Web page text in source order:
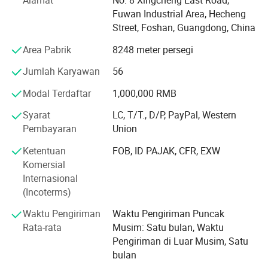
Panjang Bebas = panjang total pegas kompresi
saat tidak dimuat.
Pitch (P )= Jarak antara pusat kawat pada koil aktif
berdekatan. Sebaiknya tentukan jumlah coil aktif,
bukan pitch.
2. Menyediakan solusi menyeluruh sejak 2007
3. Harga langsung dari pabrik
4. Pesanan kecil sangat menyenangkan
5. Perjanjian penawaran: Kontrak rahasia bisnis
6. Pengembalian dana penuh jika
Peralatan & Teknologi Pelanggan baru
, perusahaan kami memiliki 8, 000m² lokakarya produksi,
dan lebih dari 60 karyawan dengan hampir 100 rangkaian
alat berat produksi otomatis. Setiap departemen memiliki
sejumlah chef profesional. Dengan peralatan yang paling
canggih di industri, meningkatkan efisiensi, kualitas, dan
stabilitas kita untuk menghasilkan produk yang
Fuwan Industrial Area, Hecheng
Street, Foshan, Guangdong, China
Area Pabrik
8248 meter persegi
Jumlah Karyawan
56
Modal Terdaftar
1,000,000 RMB
Syarat
Pembayaran
LC, T/T., D/P, PayPal, Western
Union
Ketentuan
Komersial
Internasional
(Incoterms)
FOB, ID PAJAK, CFR, EXW
Waktu Pengiriman
Rata-rata
Waktu Pengiriman Puncak
Musim: Satu bulan, Waktu
Pengiriman di Luar Musim, Satu
bulan